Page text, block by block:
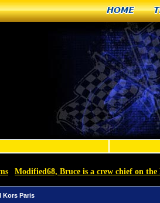
Home
Modified68, Bruce is a crew chief on
Kors Paris